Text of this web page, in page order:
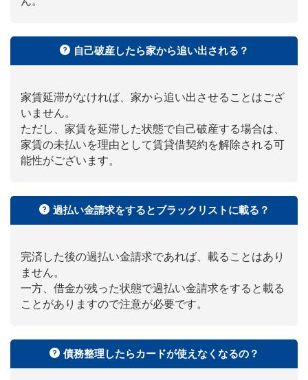
自己破産したら家から追い出される？
家賃延滞がなければ、家から追い出させることはござ
いません。
ただし、家賃を延滞した状態で自己破産する場合は、
家賃の未払いを理由として賃貸借契約を解除される可
能性がございます。
過払い金請求をするとブラックリストに載る？
完済した後の過払い金請求であれば、載ることはあり
ません。
一方、借金が残った状態で過払い金請求をすると載る
ことがありますので注意が必要です。
債務整理したらカードが使えなくなるの？